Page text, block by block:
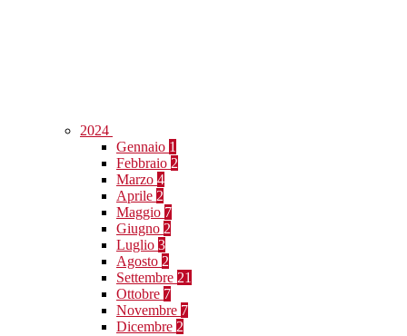
2024
Gennaio 1
Febbraio 2
Marzo 4
Aprile 2
Maggio 7
Giugno 2
Luglio 3
Agosto 2
Settembre 21
Ottobre 7
Novembre 7
Dicembre 2